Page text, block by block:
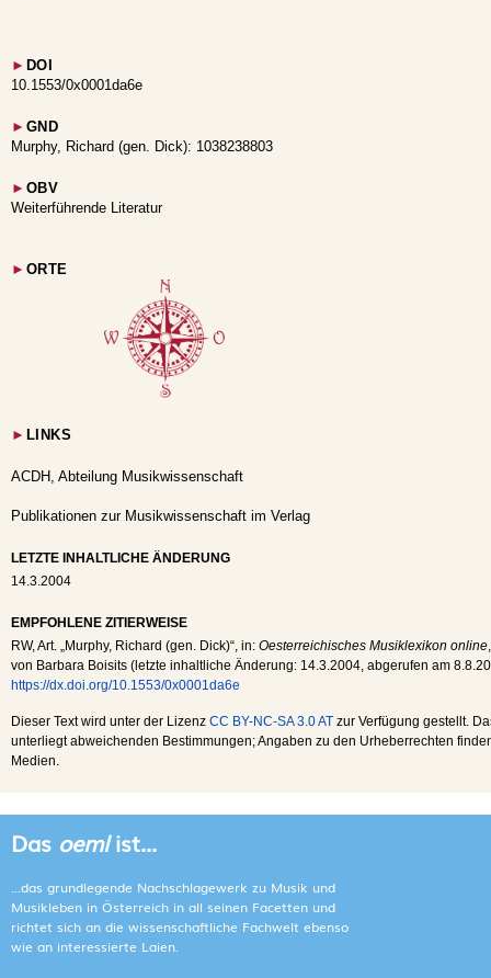
► DOI
10.1553/0x0001da6e
► GND
Murphy, Richard (gen. Dick): 1038238803
► OBV
Weiterführende Literatur
► ORTE
► LINKS
ACDH, Abteilung Musikwissenschaft
Publikationen zur Musikwissenschaft im Verlag
LETZTE INHALTLICHE ÄNDERUNG
14.3.2004
EMPFOHLENE ZITIERWEISE
RW, Art. „Murphy, Richard (gen. Dick)“, in: Oesterreichisches Musiklexikon online
von Barbara Boisits (letzte inhaltliche Änderung: 14.3.2004 , abgerufen am
https://dx.doi.org/10.1553/0x0001da6e
Dieser Text wird unter der Lizenz CC BY-NC-SA 3.0 AT zur Verfügung gestellt.
unterliegt abweichenden Bestimmungen; Angaben zu den Urheberrechten
Medien.
Das oemlist...
...das grundlegende Nachschlagewerk zu Musik und
Musikleben in Österreich in all seinen Facetten und
richtet sich an die wissenschaftliche Fachwelt ebenso
wie an interessierte Laien.